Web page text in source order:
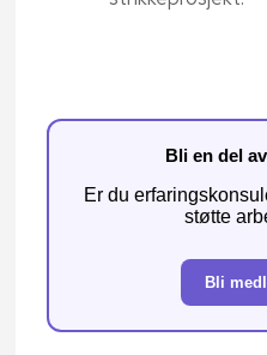
Bli en del
Er du
støtte
Bli